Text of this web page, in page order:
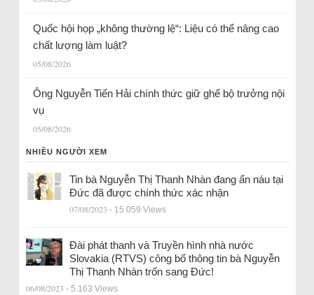
Quốc hội họp „không thường lệ“: Liệu có thể nâng cao
chất lượng làm luật?
05/08/2026
Ông Nguyễn Tiến Hải chính thức giữ ghế bộ trưởng nội
vụ
05/08/2026
NHIỀU NGƯỜI XEM
Tin bà Nguyễn Thị Thanh Nhàn đang ẩn náu tại
Đức đã được chính thức xác nhận
07/08/2023 - 15.059 Views
Đài phát thanh và Truyền hình nhà nước
Slovakia (RTVS) công bố thông tin bà Nguyễn
Thị Thanh Nhàn trốn sang Đức!
06/08/2023 - 5.163 Views